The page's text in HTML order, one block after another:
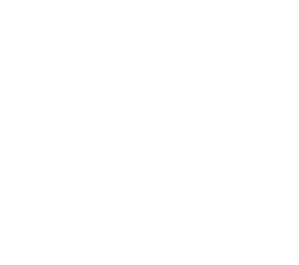
coronavirus du